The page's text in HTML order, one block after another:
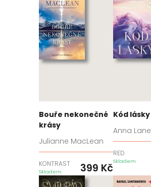
Bouře nekonečné
krásy
Julianne MacLean
KONTRAST
Skladem 399 Kč
Kód lásky
Anna Lane
RED
Skladem